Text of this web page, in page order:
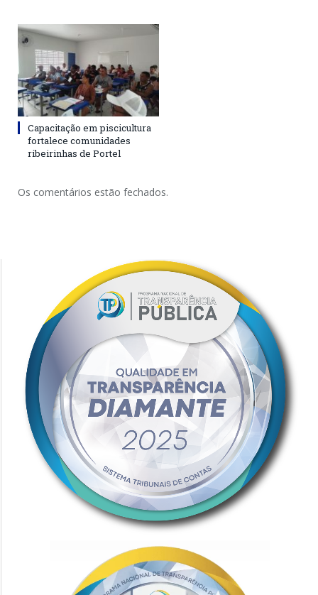
Capacitação em piscicultura
fortalece comunidades
ribeirinhas de Portel
Os comentários estão fechados.